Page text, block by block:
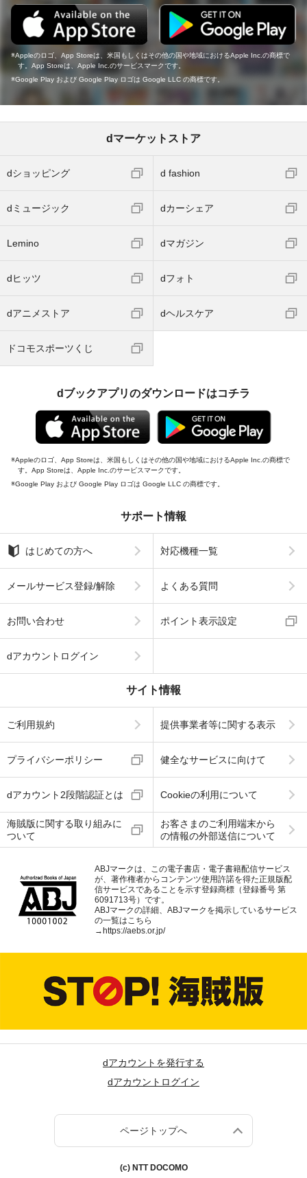
Appleのロゴ、App Storeは、米国もしくはその他の国や地域におけるApple Inc.の商標で
す。App Storeは、Apple Inc.のサービスマークです。
Google Play および Google Play ロゴは Google LLC の商標です。
dマーケットストア
dショッピング d fashion
dミュージック dカーシェア
Lemino dマガジン
dヒッツ dフォト
dアニメストア dヘルスケア
ドコモスポーツくじ
dブックアプリのダウンロードはコチラ
Appleのロゴ、App Storeは、米国もしくはその他の国や地域におけるApple Inc.の商標で
す。App Storeは、Apple Inc.のサービスマークです。
Google Play および Google Play ロゴは Google LLC の商標です。
サポート情報
はじめての方へ 対応機種一覧
メールサービス登録/解除 よくある質問
お問い合わせ ポイント表示設定
dアカウントログイン
サイト情報
ご利用規約 提供事業者等に関する表示
プライバシーポリシー 健全なサービスに向けて
dアカウント2段階認証とは Cookieの利用について
海賊版に関する取り組みに
ついて
お客さまのご利用端末から
の情報の外部送信について
ABJマークは、この電子書店・電子書籍配信サービス
が、著作権者からコンテンツ使用許諾を得た正規版配
信サービスであることを示す登録商標（登録番号 第
6091713号）です。
ABJマークの詳細、ABJマークを掲示しているサービス
の一覧はこちら
→ https://aebs.or.jp/
dアカウントを発行する
dアカウントログイン
ページトップへ
(c) NTT DOCOMO